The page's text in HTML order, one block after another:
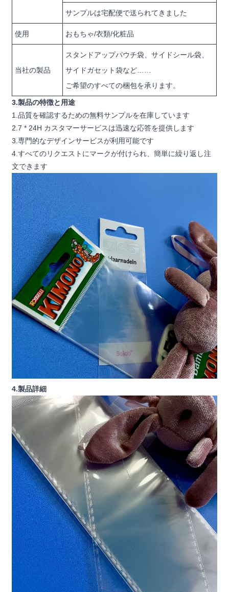
サンプルは宅配便で送られてきました
使用 おもちゃ/衣類/化粧品
当社の製品
スタンドアップパウチ袋、サイドシール袋、
サイドガセット袋など……
ご希望のすべての梱包を承ります。
3.製品の特徴と用途
1.品質を確認するための無料サンプルを在庫しています
2.7 * 24H カスタマーサービスは迅速な応答を提供します
3.専門的なデザインサービスが利用可能です
4.すべてのリクエストにマークが付けられ、簡単に繰り返し注
文できます
4.製品詳細